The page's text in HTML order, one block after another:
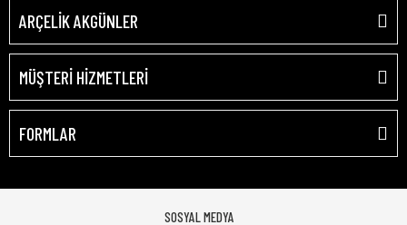
ARÇELİK AKGÜNLER
MÜŞTERİ HİZMETLERİ
FORMLAR
SOSYAL MEDYA